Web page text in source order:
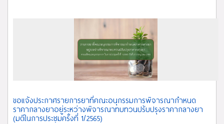
2565 จำนวน 36 รายการ เป็นรายการการยาที่อยู่ในสถานะยังขาดแคลน
(Currently in shortage) จำนวน 11 รายการ เป็นรายการยาที่อยู่ในสถานะแก้ไข
เสร็จแล้ว (Resolved) 23 จำนวน รายการ และ อื่นๆ 2 รายการ ยาขาดแคลนที่
ประชาสัมพันธ์บนเว็บไซต์ หมายถึง ยาที่มีความจำเป็นและส่งผลกระทบต่อระบบ
สาธารณสุข ซึ่งปัจจุบันปริมาณ Supply ไม่เพียงพอต่อความต้องการใช้ยาและ/หรือ
ไม่สามารถคาดการณ์ระยะเวลาในการกลับมาจำหน่ายเป็นปกติได้ สาเหตุการ
ขาดแคลน (Shortage Reasons) ที่แสดงผลบนเว็บไซต์ ได้แก่ (1)
ปรับปรุง/แก้ไขทะเบียน/GMP (2) ขาดวัตถุดิบทางยา (3)
บริษัทยกเลิกการผลิต/นำเข้า (4) มีปัญหาด้านการขนส่ง (5) ปริมาณ
ขอแจ้งประกาศรายการยาที่คณะอนุกรรมการพิจารณากำหนด
ราคากลางยาอยู่ระหว่างพิจารณาทบทวนปรับปรุงราคากลางยา
(มติในการประชุมครั้งที่ 1/2565)